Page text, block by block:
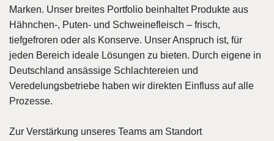
Marken. Unser breites Portfolio beinhaltet Produkte aus
Hähnchen-, Puten- und Schweinefleisch – frisch,
tiefgefroren oder als Konserve. Unser Anspruch ist, für
jeden Bereich ideale Lösungen zu bieten. Durch eigene in
Deutschland ansässige Schlachtereien und
Veredelungsbetriebe haben wir direkten Einfluss auf alle
Prozesse.
Zur Verstärkung unseres Teams am Standort